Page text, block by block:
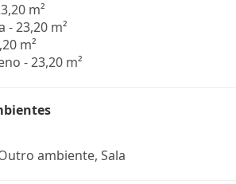
m²
- 23,20 m²
m²
- 23,20 m²
ambiente, Sala